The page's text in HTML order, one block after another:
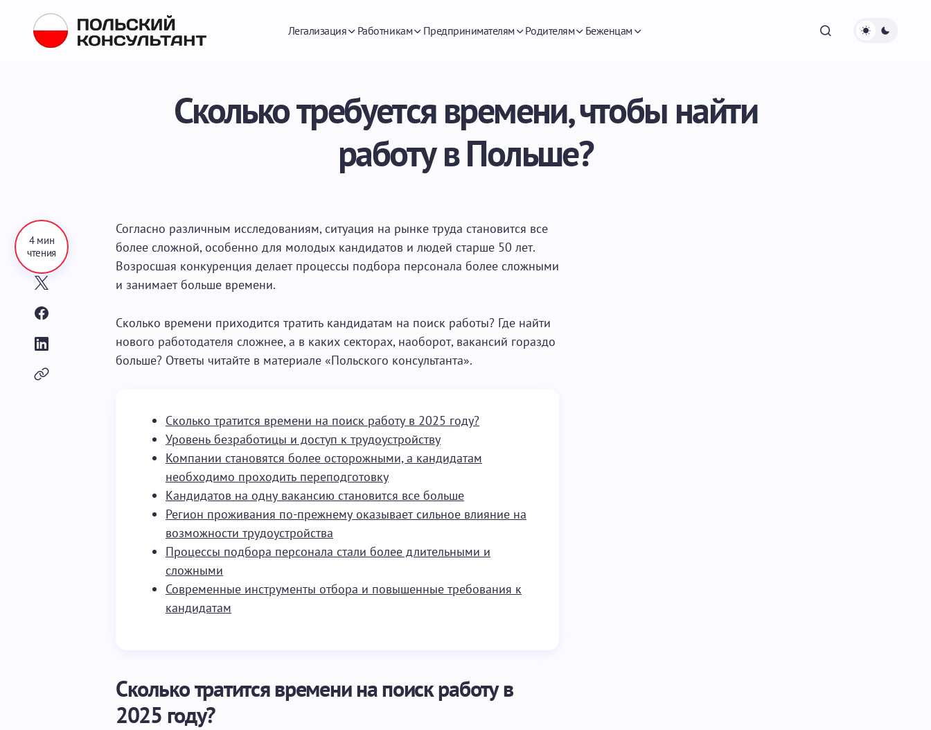
Легализация Работникам Предпринимателям Родителям Беженцам
Сколько требуется времени, чтобы найти
работу в Польше?
4 мин
чтения
Согласно различным исследованиям, ситуация на рынке труда становится все
более сложной, особенно для молодых кандидатов и людей старше 50 лет.
Возросшая конкуренция делает процессы подбора персонала более сложными
и занимает больше времени.
Сколько времени приходится тратить кандидатам на поиск работы? Где найти
нового работодателя сложнее, а в каких секторах, наоборот, вакансий гораздо
больше? Ответы читайте в материале «Польского консультанта».
Сколько тратится времени на поиск работу в 2025 году?
Уровень безработицы и доступ к трудоустройству
Компании становятся более осторожными, а кандидатам
необходимо проходить переподготовку
Кандидатов на одну вакансию становится все больше
Регион проживания по-прежнему оказывает сильное влияние на
возможности трудоустройства
Процессы подбора персонала стали более длительными и
сложными
Современные инструменты отбора и повышенные требования к
кандидатам
Сколько тратится времени на поиск работу в
2025 году?